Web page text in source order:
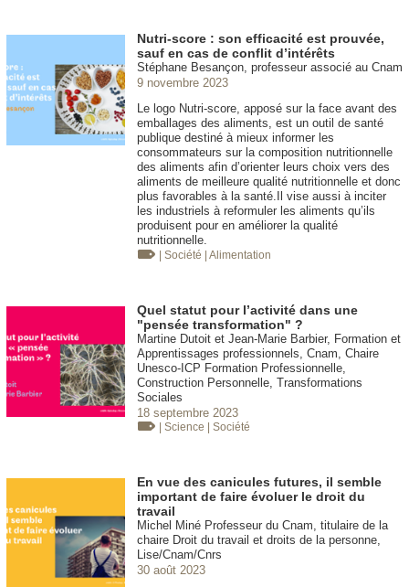
Nutri-score : son efficacité est prouvée,
sauf en cas de conflit d’intérêts
Stéphane Besançon, professeur associé au Cnam
9 novembre 2023
Le logo Nutri-score, apposé sur la face avant des
emballages des aliments, est un outil de santé
publique destiné à mieux informer les
consommateurs sur la composition nutritionnelle
des aliments afin d’orienter leurs choix vers des
aliments de meilleure qualité nutritionnelle et donc
plus favorables à la santé.Il vise aussi à inciter
les industriels à reformuler les aliments qu’ils
produisent pour en améliorer la qualité
nutritionnelle.
| Société | Alimentation
Quel statut pour l’activité dans une
"pensée transformation" ?
Martine Dutoit et Jean-Marie Barbier, Formation et
Apprentissages professionnels, Cnam, Chaire
Unesco-ICP Formation Professionnelle,
Construction Personnelle, Transformations
Sociales
18 septembre 2023
| Science | Société
En vue des canicules futures, il semble
important de faire évoluer le droit du
travail
Michel Miné Professeur du Cnam, titulaire de la
chaire Droit du travail et droits de la personne,
Lise/Cnam/Cnrs
30 août 2023